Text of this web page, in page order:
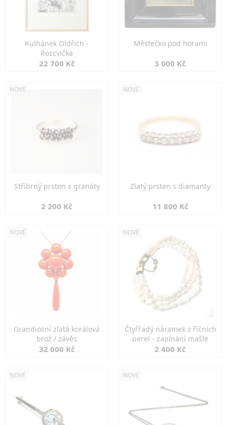
Kulhánek Oldřich -
Rozcvička
22 700 Kč
Městečko pod horami
3 000 Kč
NOVÉ
Stříbrný prsten s granáty
2 200 Kč
NOVÉ
Zlatý prsten s diamanty
11 800 Kč
NOVÉ
Grandiozní zlatá korálová
brož / závěs
32 000 Kč
NOVÉ
Čtyřřadý náramek z říčních
perel - zapínání mašle
2 400 Kč
NOVÉ NOVÉ